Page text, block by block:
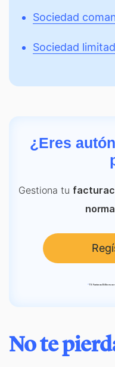
Sociedad
Sociedad
¿Eres
Gestiona tu
*TS Facturas Billin es
No te